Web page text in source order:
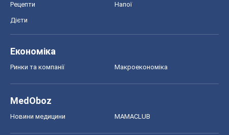
Рецепти Напої
Дієти
Економіка
Ринки та компанії Макроекономіка
MedOboz
Новини медицини MAMACLUB